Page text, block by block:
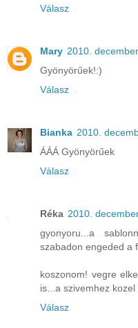
Válasz
Mary 2010.
Gyönyörűek!:)
Válasz
Bianka 2010.
ÁÁÁ Gyönyörűek
Válasz
Réka 2010.
gyonyoru...a
szabadon engeded a
koszonom! vegre
is...a szivemhez
Válasz